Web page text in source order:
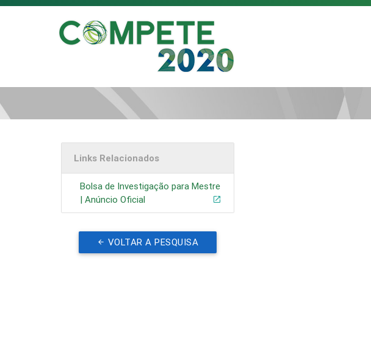
Links Relacionados
Bolsa de Investigação para Mestre
| Anúncio Oficial
VOLTAR A PESQUISA